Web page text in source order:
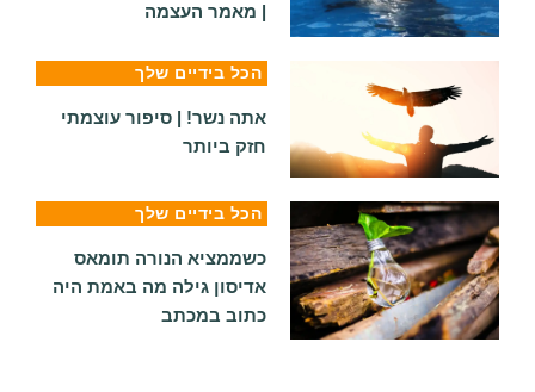
| מאמר העצמה
הכל בידיים שלך
אתה נשר! | סיפור עוצמתי
חזק ביותר
הכל בידיים שלך
כשממציא הנורה תומאס
אדיסון גילה מה באמת היה
כתוב במכתב